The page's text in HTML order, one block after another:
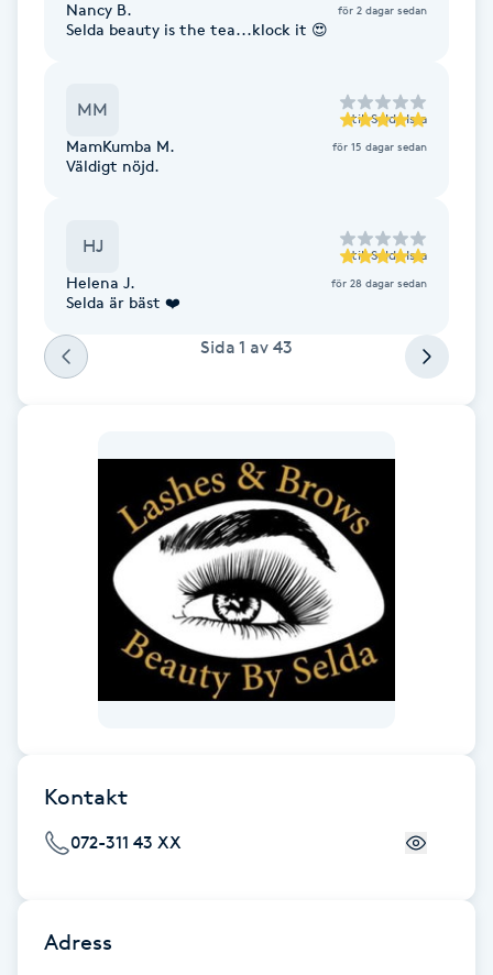
Faceliftmassage
Fibromassage
Fransborttagning
Fransfärgning
Fransförlängning Volym
Nancy B. för 2 dagar sedan
Selda beauty is the tea...klock it 😍
MM till Selda Issa
MamKumba M. för 15 dagar sedan
Väldigt nöjd.
HJ till Selda Issa
Helena J. för 28 dagar sedan
Selda är bäst ❤️
Sida 1 av 43
Kontakt
072-311 43 XX
Adress